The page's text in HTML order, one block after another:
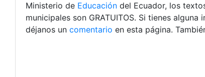
Ministerio de Educación del Ecuador, los
municipales son GRATUITOS. Si tienes
déjanos un comentario en esta página.